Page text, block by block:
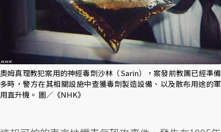
奧姆真理教犯案用的神經毒劑沙林（Sarin），案發前教團已經準備
多時，警方在其相關設施中查獲毒劑製造設備、以及散布用途的軍
用直升機。 圖／《NHK》